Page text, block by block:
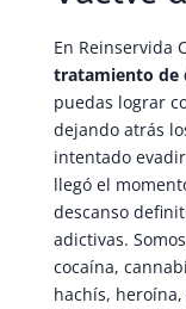
En Reinservida
tratamiento de
puedas lograr
dejando atrás
intentado
llegó el
descanso
adictivas.
cocaína,
hachís,